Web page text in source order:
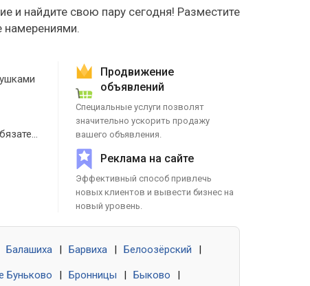
и найдите свою пару сегодня! Разместите
намерениями.
Знакомства без обязательств
Продвижение
объявлений
Специальные услуги позволят
значительно ускорить продажу
вашего объявления.
Реклама на сайте
Эффективный способ привлечь
новых клиентов и вывести бизнес на
новый уровень.
Балашиха Барвиха Белоозёрский
Буньково Бронницы Быково